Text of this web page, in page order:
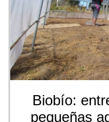
Biobío:
pequeñas